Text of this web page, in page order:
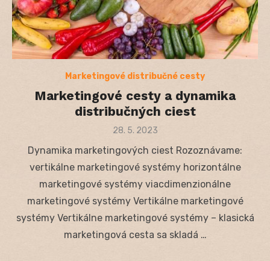
Marketingové distribučné cesty
Marketingové cesty a dynamika
distribučných ciest
Posted
28. 5. 2023
Dynamika marketingových ciest Rozoznávame:
vertikálne marketingové systémy horizontálne
marketingové systémy viacdimenzionálne
marketingové systémy Vertikálne marketingové
systémy Vertikálne marketingové systémy – klasická
marketingová cesta sa skladá …